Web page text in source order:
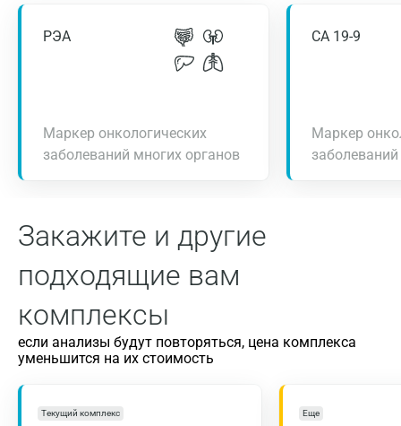
РЭА
Маркер онкологических
заболеваний многих органов
СА 19-9
Маркер
Закажите и другие
подходящие вам
комплексы
если анализы будут повторяться, цена комплекса
уменьшится на их стоимость
Текущий комплекс Еще